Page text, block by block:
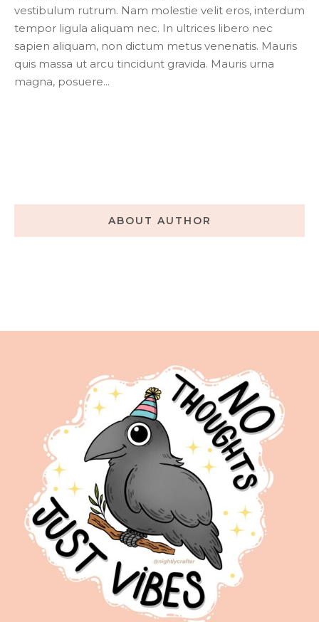
vestibulum rutrum. Nam molestie velit eros, interdum
tempor ligula aliquam nec. In ultrices libero nec
sapien aliquam, non dictum metus venenatis. Mauris
quis massa ut arcu tincidunt gravida. Mauris urna
magna, posuere...
ABOUT AUTHOR